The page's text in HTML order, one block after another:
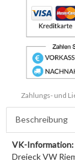
Zahlungs- und
Beschreibung
VK-Information:
Dreieck VW